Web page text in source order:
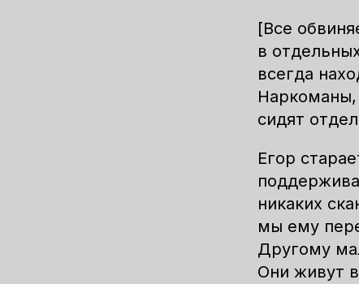
[Все
в
всегда
Наркоманы
сидят
Егор
никаких
мы ему
Другому
Они живут